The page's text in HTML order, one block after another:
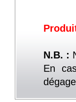
N.B. :
En